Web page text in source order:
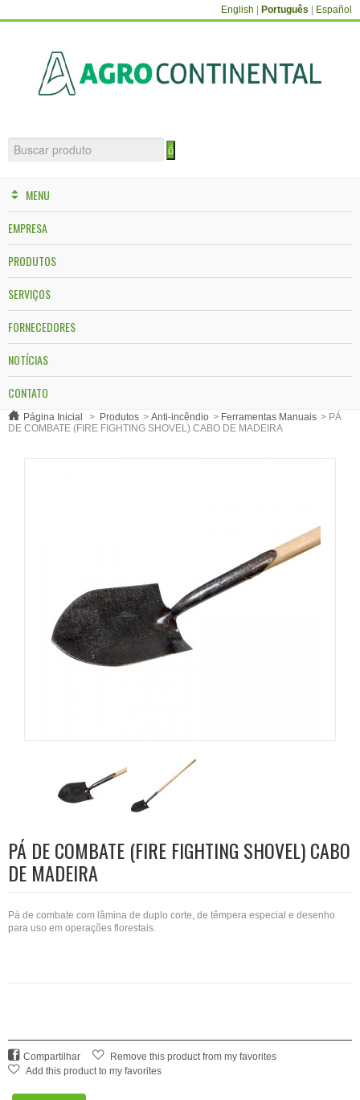
English Português Español
MENU
EMPRESA
PRODUTOS
SERVIÇOS
FORNECEDORES
NOTÍCIAS
CONTATO
Página Inicial > Produtos > Anti-incêndio > Ferramentas Manuais > PÁ
DE COMBATE (FIRE FIGHTING SHOVEL) CABO DE MADEIRA
PÁ DE COMBATE (FIRE FIGHTING SHOVEL) CABO
DE MADEIRA
Pá de combate com lâmina de duplo corte, de têmpera especial e desenho
para uso em operações florestais.
Compartilhar
Remove this product from my favorites
Add this product to my favorites